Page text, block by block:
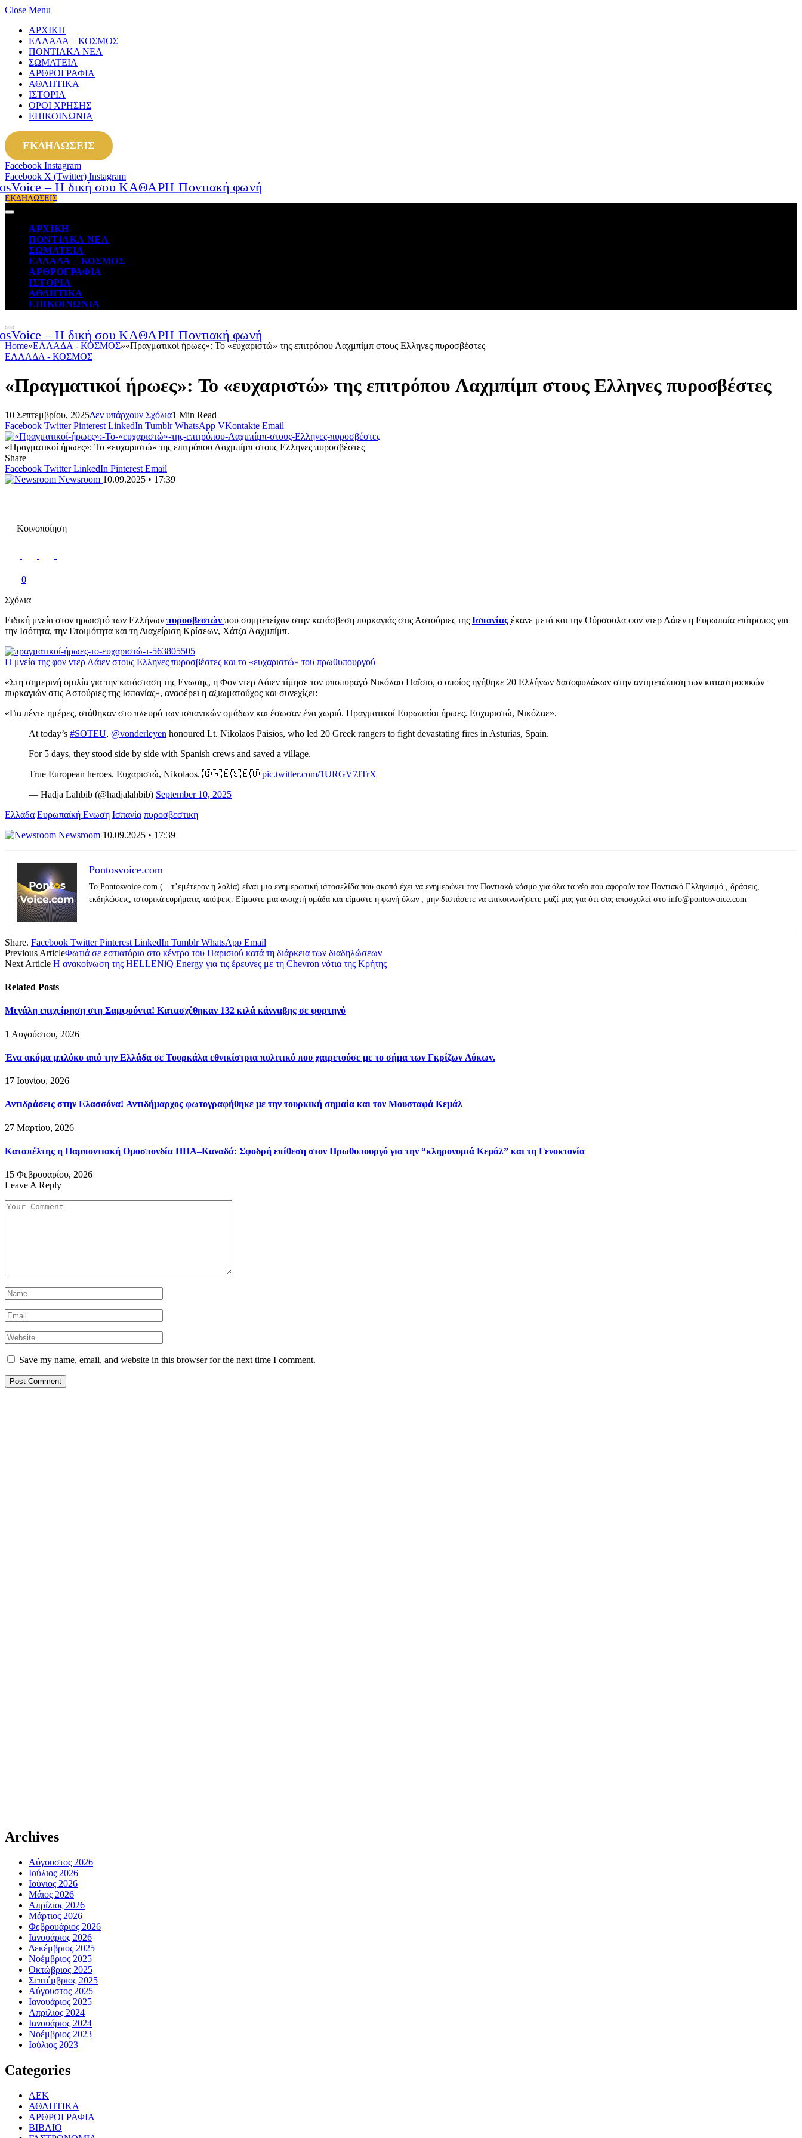
Close Menu
ΑΡΧΙΚΗ
ΕΛΛΑΔΑ – ΚΟΣΜΟΣ
ΠΟΝΤΙΑΚΑ ΝΕΑ
ΣΩΜΑΤΕΙΑ
ΑΡΘΡΟΓΡΑΦΙΑ
ΑΘΛΗΤΙΚΑ
ΙΣΤΟΡΙΑ
ΟΡΟΙ ΧΡΗΣΗΣ
ΕΠΙΚΟΙΝΩΝΙΑ
ΕΚΔΗΛΩΣΕΙΣ
Facebook Instagram
Facebook X (Twitter) Instagram
ΕΚΔΗΛΩΣΕΙΣ
ΑΡΧΙΚΗ
ΠΟΝΤΙΑΚΑ ΝΕΑ
ΣΩΜΑΤΕΙΑ
ΕΛΛΑΔΑ – ΚΟΣΜΟΣ
ΑΡΘΡΟΓΡΑΦΙΑ
ΙΣΤΟΡΙΑ
ΑΘΛΗΤΙΚΑ
ΕΠΙΚΟΙΝΩΝΙΑ
Home»ΕΛΛΑΔΑ - ΚΟΣΜΟΣ»«Πραγματικοί ήρωες»: Το «ευχαριστώ» της επιτρόπου Λαχμπίμπ στους Ελληνες πυροσβέστες
ΕΛΛΑΔΑ - ΚΟΣΜΟΣ
«Πραγματικοί ήρωες»: Το «ευχαριστώ» της επιτρόπου Λαχμπίμπ στους Ελληνες πυροσβέστες
10 Σεπτεμβρίου, 2025Δεν υπάρχουν Σχόλια1 Min Read
Facebook Twitter Pinterest LinkedIn Tumblr WhatsApp VKontakte Email
«Πραγματικοί ήρωες»: Το «ευχαριστώ» της επιτρόπου Λαχμπίμπ στους Ελληνες πυροσβέστες
Share
Facebook Twitter LinkedIn Pinterest Email
Newsroom 10.09.2025 • 17:39
Κοινοποίηση
0
Σχόλια
Ειδική μνεία στον ηρωισμό των Ελλήνων πυροσβεστών που συμμετείχαν στην κατάσβεση πυρκαγιάς στις Αστούριες της Ισπανίας έκανε μετά και την Ούρσουλα φον ντερ Λάιεν η Ευρωπαία επίτροπος για
την Ισότητα, την Ετοιμότητα και τη Διαχείριση Κρίσεων, Χάτζα Λαχμπίμπ.
Η μνεία της φον ντερ Λάιεν στους Ελληνες πυροσβέστες και το «ευχαριστώ» του πρωθυπουργού
«Στη σημερινή ομιλία για την κατάσταση της Ενωσης, η Φον ντερ Λάιεν τίμησε τον υποπυραγό Νικόλαο Παΐσιο, ο οποίος ηγήθηκε 20 Ελλήνων δασοφυλάκων στην αντιμετώπιση των καταστροφικών
πυρκαγιών στις Αστούριες της Ισπανίας», αναφέρει η αξιωματούχος και συνεχίζει:
«Για πέντε ημέρες, στάθηκαν στο πλευρό των ισπανικών ομάδων και έσωσαν ένα χωριό. Πραγματικοί Ευρωπαίοι ήρωες. Ευχαριστώ, Νικόλαε».
At today’s #SOTEU, @vonderleyen honoured Lt. Nikolaos Paisios, who led 20 Greek rangers to fight devastating fires in Asturias, Spain.
For 5 days, they stood side by side with Spanish crews and saved a village.
True European heroes. Ευχαριστώ, Nikolaos. 🇬🇷🇪🇸🇪🇺 pic.twitter.com/1URGV7JTrX
— Hadja Lahbib (@hadjalahbib) September 10, 2025
Ελλάδα Ευρωπαϊκή Ενωση Ισπανία πυροσβεστική
Newsroom 10.09.2025 • 17:39
Pontosvoice.com
Το Pontosvoice.com (…τ’εμέτερον η λαλία) είναι μια ενημερωτική ιστοσελίδα που σκοπό έχει να ενημερώνει τον Ποντιακό κόσμο για όλα τα νέα που αφορούν τον Ποντιακό Ελληνισμό , δράσεις,
εκδηλώσεις, ιστορικά ευρήματα, απόψεις. Είμαστε μια ανοιχτή ομάδα και είμαστε η φωνή όλων , μην διστάσετε να επικοινωνήσετε μαζί μας για ότι σας απασχολεί στο info@pontosvoice.com
Share. Facebook Twitter Pinterest LinkedIn Tumblr WhatsApp Email
Previous ArticleΦωτιά σε εστιατόριο στο κέντρο του Παρισιού κατά τη διάρκεια των διαδηλώσεων
Next Article Η ανακοίνωση της HELLENiQ Energy για τις έρευνες με τη Chevron νότια της Κρήτης
Related Posts
Μεγάλη επιχείρηση στη Σαμψούντα! Κατασχέθηκαν 132 κιλά κάνναβης σε φορτηγό
1 Αυγούστου, 2026
Ένα ακόμα μπλόκο από την Ελλάδα σε Τουρκάλα εθνικίστρια πολιτικό που χαιρετούσε με το σήμα των Γκρίζων Λύκων.
17 Ιουνίου, 2026
Αντιδράσεις στην Ελασσόνα! Αντιδήμαρχος φωτογραφήθηκε με την τουρκική σημαία και τον Μουσταφά Κεμάλ
27 Μαρτίου, 2026
Καταπέλτης η Παμποντιακή Ομοσπονδία ΗΠΑ–Καναδά: Σφοδρή επίθεση στον Πρωθυπουργό για την “κληρονομιά Κεμάλ” και τη Γενοκτονία
15 Φεβρουαρίου, 2026
Leave A Reply
Save my name, email, and website in this browser for the next time I comment.
Archives
Αύγουστος 2026
Ιούλιος 2026
Ιούνιος 2026
Μάιος 2026
Απρίλιος 2026
Μάρτιος 2026
Φεβρουάριος 2026
Ιανουάριος 2026
Δεκέμβριος 2025
Νοέμβριος 2025
Οκτώβριος 2025
Σεπτέμβριος 2025
Αύγουστος 2025
Ιανουάριος 2025
Απρίλιος 2024
Ιανουάριος 2024
Νοέμβριος 2023
Ιούλιος 2023
Categories
ΑΕΚ
ΑΘΛΗΤΙΚΑ
ΑΡΘΡΟΓΡΑΦΙΑ
ΒΙΒΛΙΟ